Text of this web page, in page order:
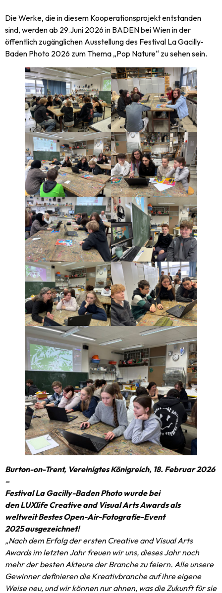
Die Werke, die in diesem Kooperationsprojekt entstanden
sind, werden ab 29.Juni 2026 in BADEN bei Wien in der
öffentlich zugänglichen Ausstellung des Festival La Gacilly-
Baden Photo 2026 zum Thema „Pop Nature“ zu sehen sein.
Burton-on-Trent, Vereinigtes Königreich, 18. Februar 2026
–
Festival La Gacilly-Baden Photo wurde bei
den LUXlife Creative and Visual Arts Awards als
weltweit Bestes Open-Air-Fotografie-Event
2025 ausgezeichnet!
„Nach dem Erfolg der ersten Creative and Visual Arts
Awards im letzten Jahr freuen wir uns, dieses Jahr noch
mehr der besten Akteure der Branche zu feiern. Alle unsere
Gewinner definieren die Kreativbranche auf ihre eigene
Weise neu, und wir können nur ahnen, was die Zukunft für sie